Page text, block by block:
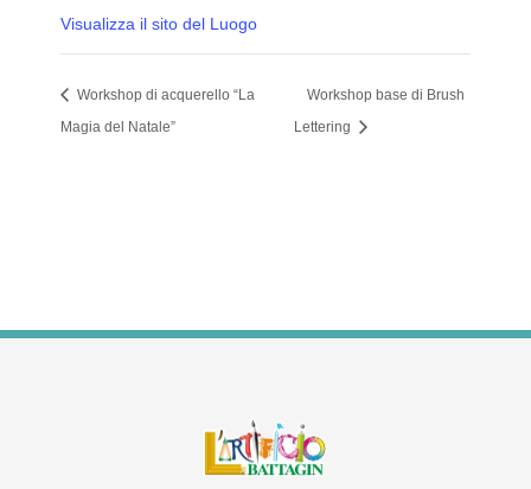
Visualizza il sito del Luogo
Workshop di acquerello “La
Magia del Natale”
Workshop base di Brush
Lettering